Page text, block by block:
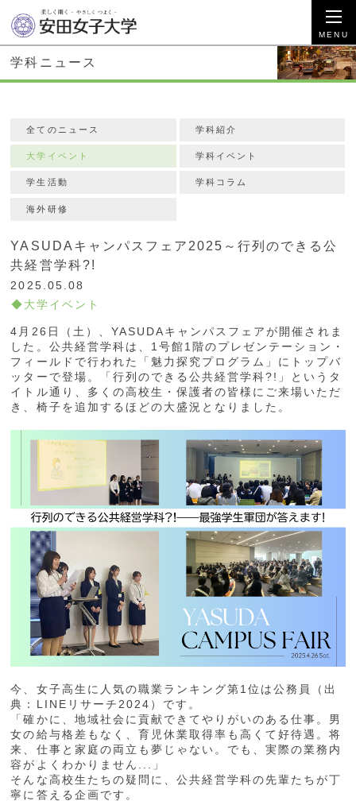
学科ニュース
全てのニュース 学科紹介
大学イベント 学科イベント
学生活動 学科コラム
海外研修
YASUDAキャンパスフェア2025～行列のできる公
共経営学科?!
2025.05.08
大学イベント
4月26日（土）、YASUDAキャンパスフェアが開催されま
した。公共経営学科は、1号館1階のプレゼンテーション・
フィールドで行われた「魅力探究プログラム」にトップバ
ッターで登場。「行列のできる公共経営学科?!」というタ
イトル通り、多くの高校生・保護者の皆様にご来場いただ
き、椅子を追加するほどの大盛況となりました。
今、女子高生に人気の職業ランキング第1位は公務員（出
典：LINEリサーチ2024）です。
「確かに、地域社会に貢献できてやりがいのある仕事。男
女の給与格差もなく、育児休業取得率も高くて好待遇。将
来、仕事と家庭の両立も夢じゃない。でも、実際の業務内
容がよくわかりません...」
そんな高校生たちの疑問に、公共経営学科の先輩たちが丁
寧に答える企画です。